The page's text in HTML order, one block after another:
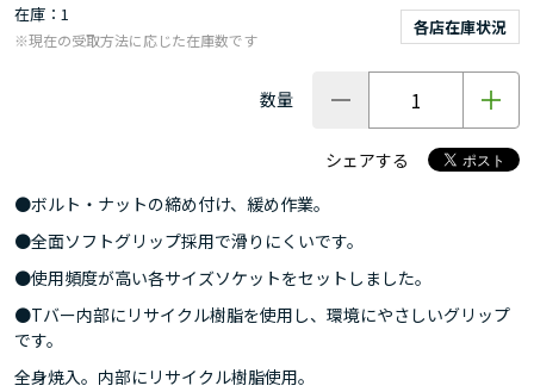
在庫 1
各店在庫状況
※現在の受取方法に応じた在庫数です
数量
シェアする
●ボルト・ナットの締め付け、緩め作業。
●全面ソフトグリップ採用で滑りにくいです。
●使用頻度が高い各サイズソケットをセットしました。
●Tバー内部にリサイクル樹脂を使用し、環境にやさしいグリップ
です。
全身焼入。内部にリサイクル樹脂使用。